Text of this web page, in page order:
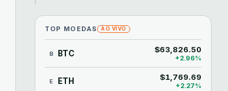
TOP MOEDAS AO VIVO
B BTC $63,826.50
+2.96%
E ETH $1,769.69
+2.27%